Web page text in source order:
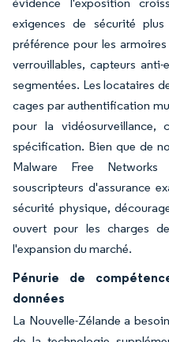
exigences de sécurité
préférence pour les
verrouillables, capteurs
segmentées. Les locataires
cages par authentification
pour la
spécification. Bien que de
Malware Free
souscripteurs d'assurance
sécurité physique,
ouvert pour les charges
l'expansion du marché.
Pénurie de
données
La Nouvelle-Zélande a